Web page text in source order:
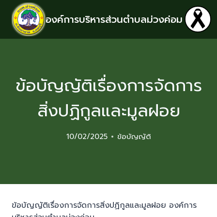
องค์การบริหารส่วนตำบลม่วงค่อม
ข้อบัญญัติเรื่องการจัดการ
สิ่งปฏิกูลและมูลฝอย
10/02/2025 ข้อบัญญัติ
ข้อบัญญัติเรื่องการจัดการสิ่งปฏิกูลและมูลฝอย องค์การ